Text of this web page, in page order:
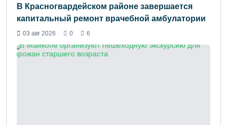
В Красногвардейском районе завершается
капитальный ремонт врачебной амбулатории
03 авг 2026 0 6